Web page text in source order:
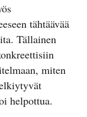
tähtäävää
Tällainen
miten
helpottua.